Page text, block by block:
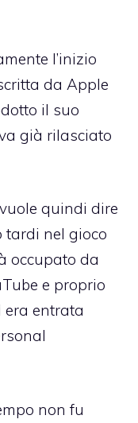
l’inizio
da Apple
il suo
già rilasciato
quindi dire
tardi nel gioco
occupato da
e proprio
era entrata
non fu